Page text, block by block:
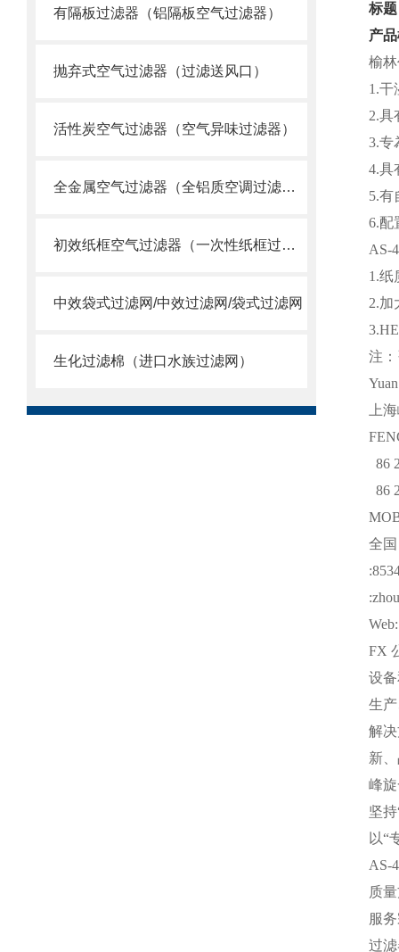
有隔板过滤器（铝隔板空气过滤器）
抛弃式空气过滤器（过滤送风口）
活性炭空气过滤器（空气异味过滤器）
全金属空气过滤器（全铝质空调过滤网）
初效纸框空气过滤器（一次性纸框过滤网）
中效袋式过滤网/中效过滤网/袋式过滤网
生化过滤棉（进口水族过滤网）
标
产
榆
1.干
2.具
3.专
4.具
5.有
6.配
AS-
1.纸
2.加
注
上
86
86
全
FX
设
生
解
新
峰
坚
以“
AS-
质
服
过